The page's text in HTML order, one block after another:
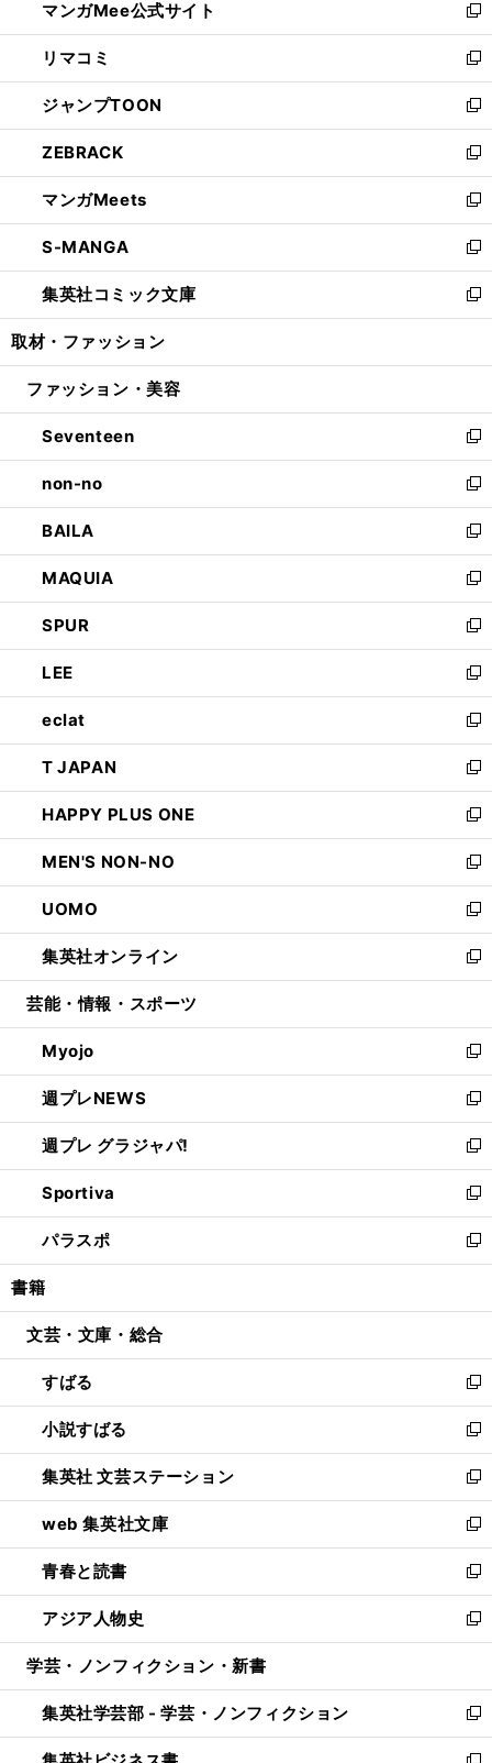
く
ド
ウ
で
開
く
ィ
ン
ド
ウ
で
開
く
い
ウ
ィ
ン
ド
ウ
で
開
く
マンガMee公式サイト
新
し
い
ウ
ィ
ン
ド
ウ
で
開
く
リマコミ
新
し
い
ウ
ィ
ン
ド
ウ
で
開
く
ジャンプTOON
新
し
い
ウ
ィ
ン
ド
ウ
で
開
ZEBRACK
新
し
い
ウ
ィ
ン
ド
ウ
開
マンガMeets
新
し
い
ウ
ィ
ン
ウ
開
く
S-MANGA
新
し
い
ウ
ン
ウ
で
開
く
集英社コミック文庫
新
し
ウ
ン
ド
ウ
で
開
く
取材・ファッション
ファッション・美容
Seventeen
新
し
い
ウ
ィ
ン
ド
ウ
で
開
く
non-no
新
し
い
ウ
ィ
ン
ド
ウ
で
開
く
BAILA
新
し
い
ウ
ィ
ン
ド
ウ
で
開
く
MAQUIA
新
し
い
ウ
ィ
ン
ド
ウ
で
開
く
SPUR
新
し
い
ウ
ィ
ン
ド
ウ
で
開
く
LEE
新
し
い
ウ
ィ
ン
ド
ウ
で
開
く
eclat
新
し
い
ウ
ィ
ン
ド
ウ
で
開
く
T JAPAN
新
し
い
ウ
ィ
ン
ド
ウ
で
開
HAPPY PLUS ONE
新
し
い
ウ
ィ
ン
ド
ウ
開
く
MEN'S NON-NO
新
し
い
ウ
ィ
ン
ウ
で
開
く
UOMO
新
し
い
ウ
ン
ド
ウ
で
開
く
集英社オンライン
新
し
ウ
ィ
ン
ド
ウ
で
開
く
芸能・情報・スポーツ
Myojo
新
し
い
ウ
ィ
ン
ド
ウ
で
開
週プレNEWS
新
し
い
ウ
ィ
ン
ド
ウ
開
週プレ グラジャパ!
新
し
い
ウ
ィ
ン
ウ
開
く
Sportiva
新
し
い
ウ
ン
ウ
で
開
く
パラスポ
新
し
ウ
ン
ド
ウ
で
開
く
書籍
文芸・文庫・総合
すばる
新
し
い
ウ
ィ
ン
ド
ウ
で
開
く
小説すばる
新
し
い
ウ
ィ
ン
ド
ウ
で
開
集英社 文芸ステーション
新
し
い
ウ
ィ
ン
ド
ウ
開
く
web 集英社文庫
新
し
い
ウ
ィ
ン
ウ
で
開
青春と読書
新
し
い
ウ
ン
ド
ウ
アジア人物史
新
し
ウ
ィ
ン
学芸・ノンフィクション・新書
集英社学芸部 - 学芸・ノンフィクション
新
し